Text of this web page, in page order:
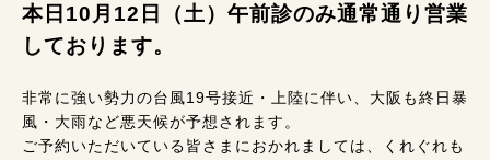
本日10月12日（土）午前診のみ通常通り営業
しております。
非常に強い勢力の台風19号接近・上陸に伴い、大阪も終日暴
風・大雨など悪天候が予想されます。
ご予約いただいている皆さまにおかれましては、くれぐれも